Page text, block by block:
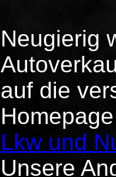
Neugierig
auf die
Lkw und
Unsere